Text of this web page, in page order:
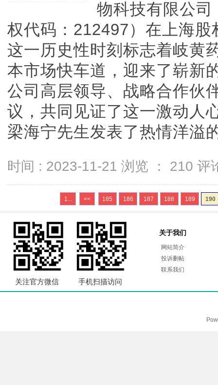
物科技有限公司
权代码：212497）在上海
这一历史性时刻标志着岐黄
本市场快车道，迎来了崭新
公司高层领导、战略合作伙
议，共同见证了这一激动人
梁海宁先生发表了热情洋溢
时间 : 2023-11-21 浏览 ： 210 评
1... << 185 186 187 188 189 190
关注官方微信 手机扫描访问
关于我们
网站简介
投诉删帖
联系我们